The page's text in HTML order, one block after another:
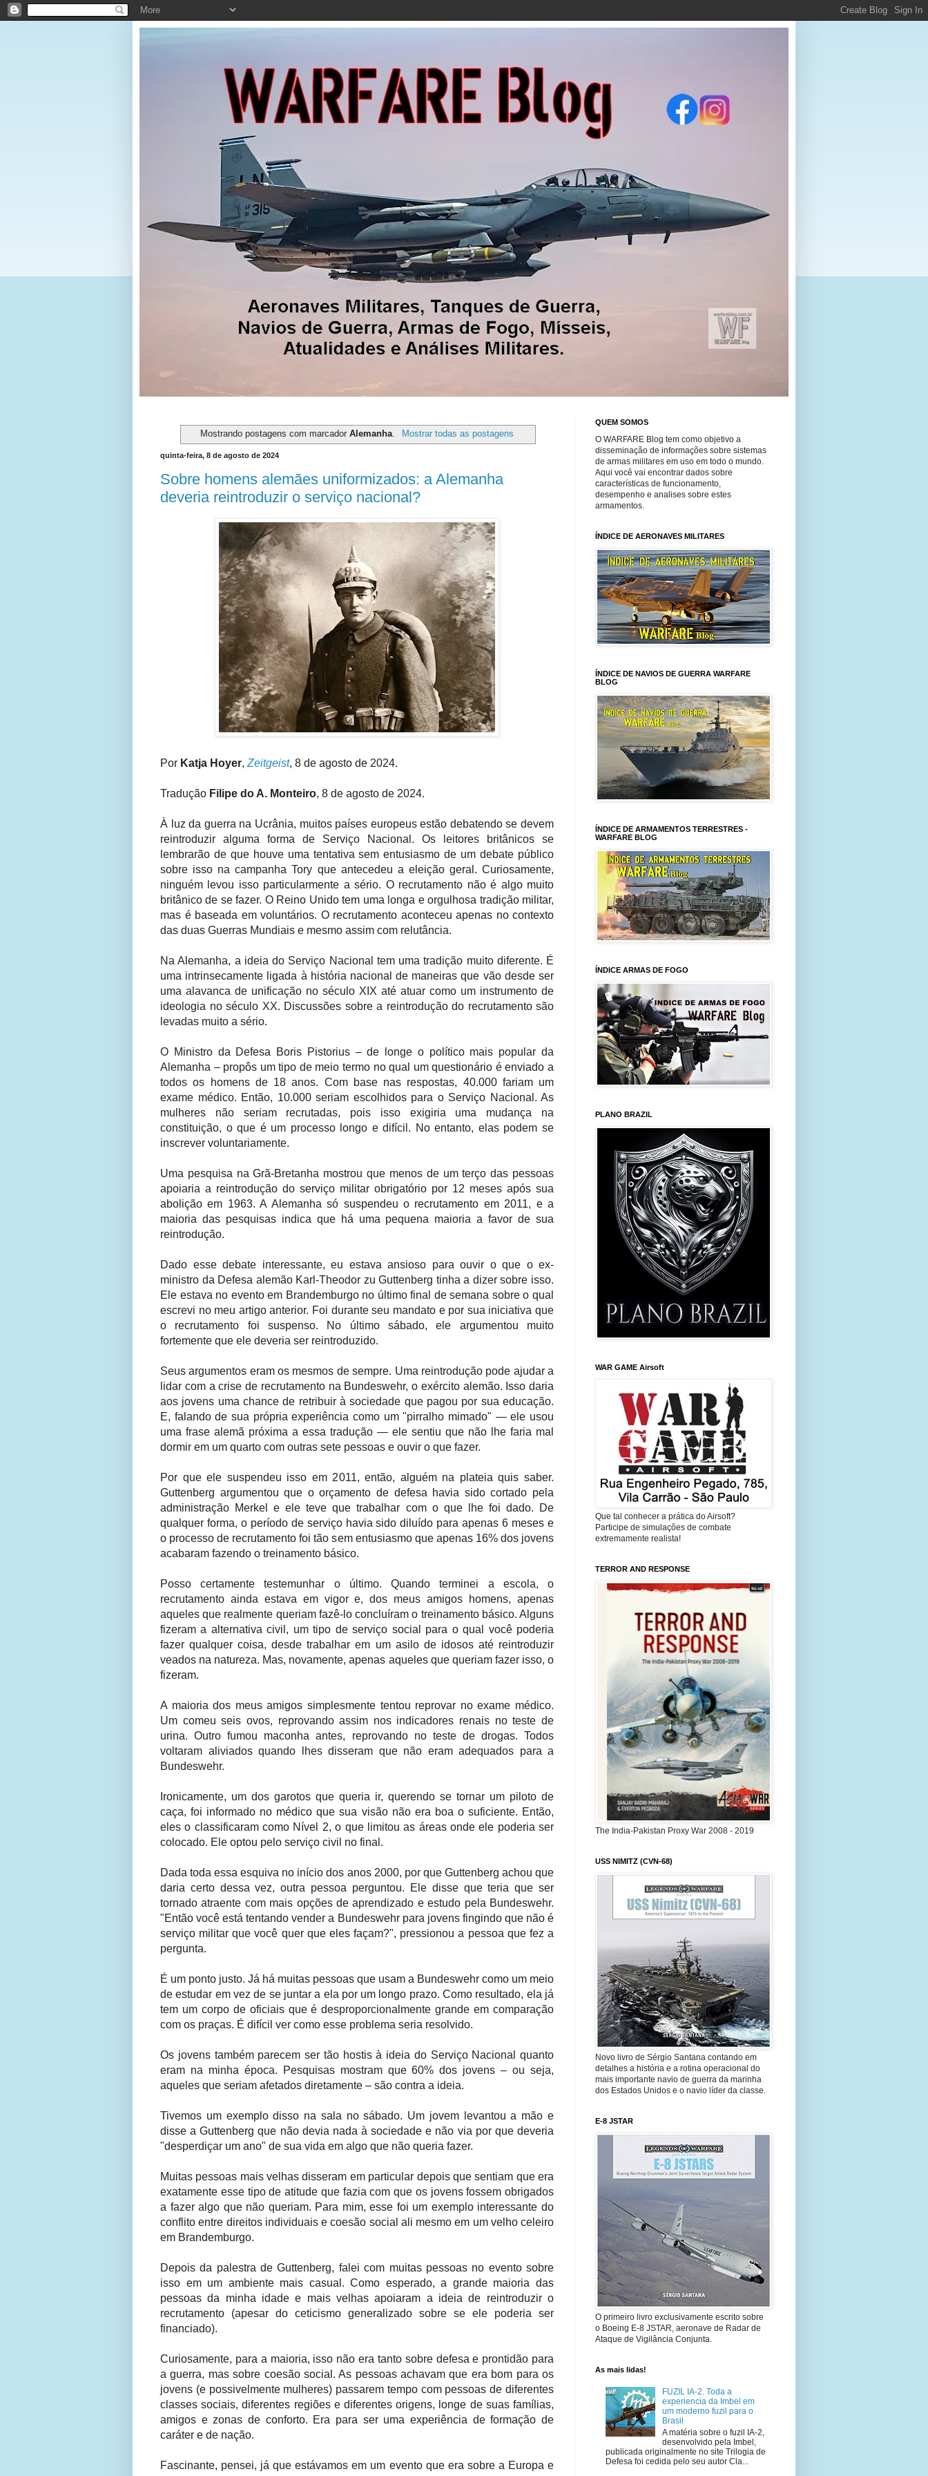
Mostrando postagens com marcadorAlemanha Mostrar todas as postagens
quinta-feira, 8 de agosto de 2024
Sobre homens alemães uniformizados: a Alemanha
deveria reintroduzir o serviço nacional?
Por Katja Hoyer, Zeitgeist, 8 de agosto de 2024.
Tradução Filipe do A. Monteiro, 8 de agosto de 2024.
À luz da guerra na Ucrânia, muitos países europeus estão debatendo se devem
reintroduzir alguma forma de Serviço Nacional. Os leitores britânicos se
lembrarão de que houve uma tentativa sem entusiasmo de um debate público
sobre isso na campanha Tory que antecedeu a eleição geral. Curiosamente,
ninguém levou isso particularmente a sério. O recrutamento não é algo muito
britânico de se fazer. O Reino Unido tem uma longa e orgulhosa tradição militar,
mas é baseada em voluntários. O recrutamento aconteceu apenas no contexto
das duas Guerras Mundiais e mesmo assim com relutância.
Na Alemanha, a ideia do Serviço Nacional tem uma tradição muito diferente. É
uma intrinsecamente ligada à história nacional de maneiras que vão desde ser
uma alavanca de unificação no século XIX até atuar como um instrumento de
ideologia no século XX. Discussões sobre a reintrodução do recrutamento são
levadas muito a sério.
O Ministro da Defesa Boris Pistorius – de longe o político mais popular da
Alemanha – propôs um tipo de meio termo no qual um questionário é enviado a
todos os homens de 18 anos. Com base nas respostas, 40.000 fariam um
exame médico. Então, 10.000 seriam escolhidos para o Serviço Nacional. As
mulheres não seriam recrutadas, pois isso exigiria uma mudança na
constituição, o que é um processo longo e difícil. No entanto, elas podem se
inscrever voluntariamente.
Uma pesquisa na Grã-Bretanha mostrou que menos de um terço das pessoas
apoiaria a reintrodução do serviço militar obrigatório por 12 meses após sua
abolição em 1963. A Alemanha só suspendeu o recrutamento em 2011, e a
maioria das pesquisas indica que há uma pequena maioria a favor de sua
reintrodução.
Dado esse debate interessante, eu estava ansioso para ouvir o que o ex-
ministro da Defesa alemão Karl-Theodor zu Guttenberg tinha a dizer sobre isso.
Ele estava no evento em Brandemburgo no último final de semana sobre o qual
escrevi no meu artigo anterior. Foi durante seu mandato e por sua iniciativa que
o recrutamento foi suspenso. No último sábado, ele argumentou muito
fortemente que ele deveria ser reintroduzido.
Seus argumentos eram os mesmos de sempre. Uma reintrodução pode ajudar a
lidar com a crise de recrutamento na Bundeswehr, o exército alemão. Isso daria
aos jovens uma chance de retribuir à sociedade que pagou por sua educação.
E, falando de sua própria experiência como um "pirralho mimado" — ele usou
uma frase alemã próxima a essa tradução — ele sentiu que não lhe faria mal
dormir em um quarto com outras sete pessoas e ouvir o que fazer.
Por que ele suspendeu isso em 2011, então, alguém na plateia quis saber.
Guttenberg argumentou que o orçamento de defesa havia sido cortado pela
administração Merkel e ele teve que trabalhar com o que lhe foi dado. De
qualquer forma, o período de serviço havia sido diluído para apenas 6 meses e
o processo de recrutamento foi tão sem entusiasmo que apenas 16% dos jovens
acabaram fazendo o treinamento básico.
Posso certamente testemunhar o último. Quando terminei a escola, o
recrutamento ainda estava em vigor e, dos meus amigos homens, apenas
aqueles que realmente queriam fazê-lo concluíram o treinamento básico. Alguns
fizeram a alternativa civil, um tipo de serviço social para o qual você poderia
fazer qualquer coisa, desde trabalhar em um asilo de idosos até reintroduzir
veados na natureza. Mas, novamente, apenas aqueles que queriam fazer isso, o
fizeram.
A maioria dos meus amigos simplesmente tentou reprovar no exame médico.
Um comeu seis ovos, reprovando assim nos indicadores renais no teste de
urina. Outro fumou maconha antes, reprovando no teste de drogas. Todos
voltaram aliviados quando lhes disseram que não eram adequados para a
Bundeswehr.
Ironicamente, um dos garotos que queria ir, querendo se tornar um piloto de
caça, foi informado no médico que sua visão não era boa o suficiente. Então,
eles o classificaram como Nível 2, o que limitou as áreas onde ele poderia ser
colocado. Ele optou pelo serviço civil no final.
Dada toda essa esquiva no início dos anos 2000, por que Guttenberg achou que
daria certo dessa vez, outra pessoa perguntou. Ele disse que teria que ser
tornado atraente com mais opções de aprendizado e estudo pela Bundeswehr.
"Então você está tentando vender a Bundeswehr para jovens fingindo que não é
serviço militar que você quer que eles façam?", pressionou a pessoa que fez a
pergunta.
É um ponto justo. Já há muitas pessoas que usam a Bundeswehr como um meio
de estudar em vez de se juntar a ela por um longo prazo. Como resultado, ela já
tem um corpo de oficiais que é desproporcionalmente grande em comparação
com os praças. É difícil ver como esse problema seria resolvido.
Os jovens também parecem ser tão hostis à ideia do Serviço Nacional quanto
eram na minha época. Pesquisas mostram que 60% dos jovens – ou seja,
aqueles que seriam afetados diretamente – são contra a ideia.
Tivemos um exemplo disso na sala no sábado. Um jovem levantou a mão e
disse a Guttenberg que não devia nada à sociedade e não via por que deveria
"desperdiçar um ano" de sua vida em algo que não queria fazer.
Muitas pessoas mais velhas disseram em particular depois que sentiam que era
exatamente esse tipo de atitude que fazia com que os jovens fossem obrigados
a fazer algo que não queriam. Para mim, esse foi um exemplo interessante do
conflito entre direitos individuais e coesão social ali mesmo em um velho celeiro
em Brandemburgo.
Depois da palestra de Guttenberg, falei com muitas pessoas no evento sobre
isso em um ambiente mais casual. Como esperado, a grande maioria das
pessoas da minha idade e mais velhas apoiaram a ideia de reintroduzir o
recrutamento (apesar do ceticismo generalizado sobre se ele poderia ser
financiado).
Curiosamente, para a maioria, isso não era tanto sobre defesa e prontidão para
a guerra, mas sobre coesão social. As pessoas achavam que era bom para os
jovens (e possivelmente mulheres) passarem tempo com pessoas de diferentes
classes sociais, diferentes regiões e diferentes origens, longe de suas famílias,
amigos e zonas de conforto. Era para ser uma experiência de formação de
caráter e de nação.
Fascinante, pensei, já que estávamos em um evento que era sobre a Europa e
QUEM SOMOS
O WARFARE Blog tem como objetivo a
disseminação de informações sobre sistemas
de armas militares em uso em todo o mundo.
Aqui você vai encontrar dados sobre
características de funcionamento,
desempenho e analises sobre estes
armamentos.
ÍNDICE DE AERONAVES MILITARES
ÍNDICE DE NAVIOS DE GUERRA WARFARE
BLOG
ÍNDICE DE ARMAMENTOS TERRESTRES -
WARFARE BLOG
ÍNDICE ARMAS DE FOGO
PLANO BRAZIL
WAR GAME Airsoft
Que tal conhecer a prática do Airsoft?
Participe de simulações de combate
extremamente realista!
TERROR AND RESPONSE
The India-Pakistan Proxy War 2008 - 2019
USS NIMITZ (CVN-68)
Novo livro de Sérgio Santana contando em
detalhes a história e a rotina operacional do
mais importante navio de guerra da marinha
dos Estados Unidos e o navio líder da classe.
E-8 JSTAR
O primeiro livro exclusivamente escrito sobre
o Boeing E-8 JSTAR, aeronave de Radar de
Ataque de Vigilância Conjunta.
As mais lidas!
FUZIL IA-2. Toda a
experiencia da Imbel em
um moderno fuzil para o
Brasil
A matéria sobre o fuzil IA-2,
desenvolvido pela Imbel,
publicada originalmente no site Trilogia de
Defesa foi cedida pelo seu autor Cla...